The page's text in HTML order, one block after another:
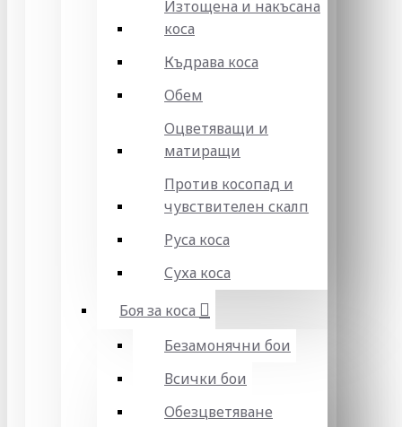
Изтощена и накъсана
коса
Къдрава коса
Обем
Оцветяващи и
матиращи
Против косопад и
чувствителен скалп
Руса коса
Суха коса
Боя за коса
Безамонячни бои
Всички бои
Обезцветяване